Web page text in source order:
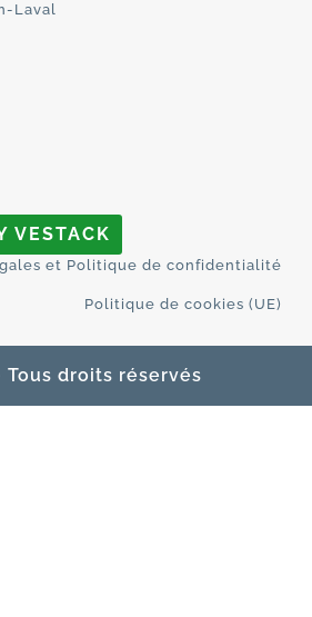
Laval
VESTACK
et Politique de confidentialité
Politique de cookies (UE)
droits réservés